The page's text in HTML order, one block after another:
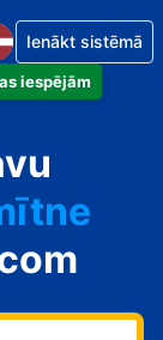
iespējām
Ienākt sistēmā